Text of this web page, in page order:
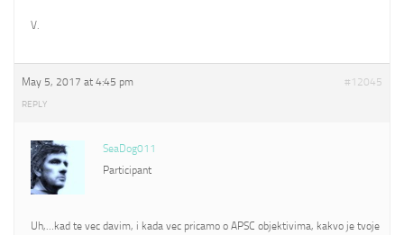
V.
May 5, 2017 at 4:45 pm #12045
REPLY
SeaDog011
Participant
Uh,…kad te vec davim, i kada vec pricamo o APSC objektivima, kakvo je tvoje